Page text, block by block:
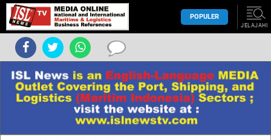
POPULER
JELAJAHI